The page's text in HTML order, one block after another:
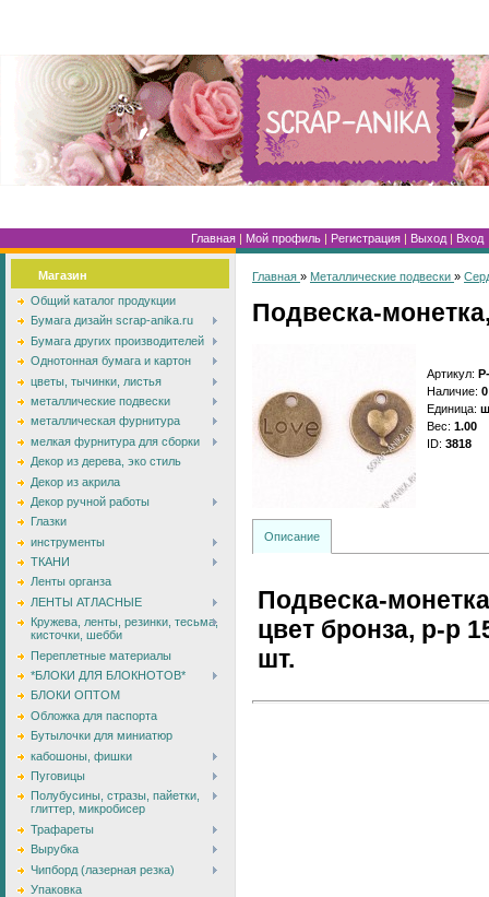
Главная| Мой профиль| Регистрация | Выход| Вход
Магазин
Общий каталог продукции
Бумага дизайн scrap-anika.ru
Бумага других производителей
Однотонная бумага и картон
цветы, тычинки, листья
металлические подвески
металлическая фурнитура
мелкая фурнитура для сборки
Декор из дерева, эко стиль
Декор из акрила
Декор ручной работы
Глазки
инструменты
ТКАНИ
Ленты органза
ЛЕНТЫ АТЛАСНЫЕ
Кружева, ленты, резинки, тесьма,
кисточки, шебби
Переплетные материалы
*БЛОКИ ДЛЯ БЛОКНОТОВ*
БЛОКИ ОПТОМ
Обложка для паспорта
Бутылочки для миниатюр
кабошоны, фишки
Пуговицы
Полубусины, стразы, пайетки,
глиттер, микробисер
Трафареты
Вырубка
Чипборд (лазерная резка)
Упаковка
Главная » Металлические подвески »
Подвеска-
Артикул:
Наличие: 0
Единица:
Вес: 1.00
ID: 3818
Описание
Подвеска-
цвет бронза, р-р
шт.